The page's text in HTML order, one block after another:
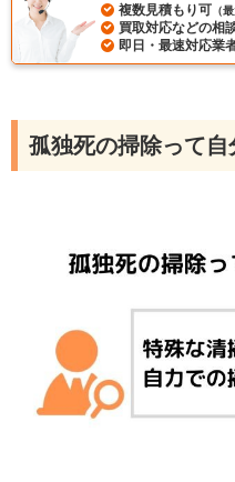
複数見積もり可 （
買取対応などの相
即日・最速対応業
孤独死の掃除って自